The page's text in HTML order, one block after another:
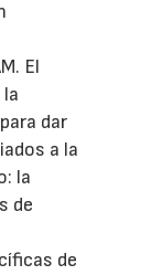
El
dar
a la
la
de
de